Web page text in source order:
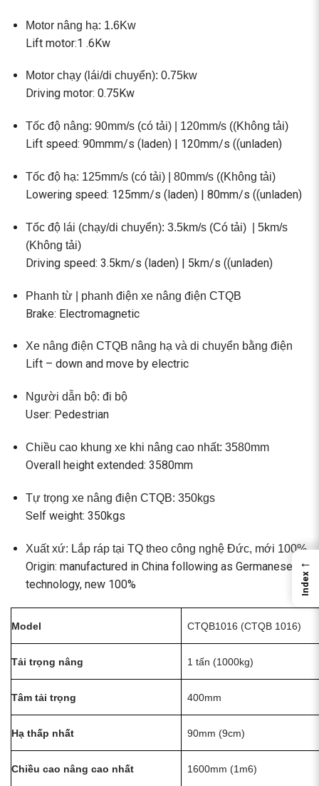
Motor nâng hạ: 1.6Kw
Lift motor:1 .6Kw
Motor chạy (lái/di chuyển): 0.75kw
Driving motor: 0.75Kw
Tốc độ nâng: 90mm/s (có tải) | 120mm/s ((Không tải)
Lift speed: 90mmm/s (laden) | 120mm/s ((unladen)
Tốc độ hạ: 125mm/s (có tải) | 80mm/s ((Không tải)
Lowering speed: 125mm/s (laden) | 80mm/s ((unladen)
Tốc độ lái (chạy/di chuyển): 3.5km/s (Có tải)
| 5km/s
(Không tải)
Driving speed: 3.5km/s (laden) | 5km/s ((unladen)
Phanh từ | phanh điện xe nâng điện CTQB
Brake: Electromagnetic
Xe nâng điện CTQB nâng hạ và di chuyển bằng điện
Lift – down and move by electric
Người dẫn bộ: đi bộ
User: Pedestrian
Chiều cao khung xe khi nâng cao nhất: 3580mm
Overall height extended: 3580mm
Tự trọng xe nâng điện CTQB: 350kgs
Self weight: 350kgs
Xuất xứ: Lắp ráp tại TQ theo công nghệ Đức, mới 100%
Origin: manufactured in China following as Germanese
technology, new 100%
Model CTQB1016 (CTQB 1016)
Tải trọng nâng 1 tấn (1000kg)
Tâm tải trọng 400mm
Hạ thấp nhất 90mm (9cm)
Chiều cao nâng cao nhất 1600mm (1m6)
←
Index